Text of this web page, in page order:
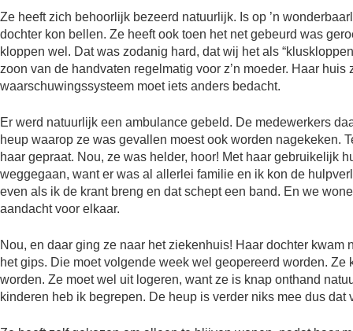
Ze heeft zich behoorlijk bezeerd natuurlijk. Is op ’n
dochter kon bellen. Ze heeft ook toen het net gebeurd was
kloppen wel. Dat was zodanig hard, dat wij het als
zoon van de handvaten regelmatig voor z’n moeder. Haar
waarschuwingssysteem moet iets anders bedacht.
Er werd natuurlijk een ambulance gebeld. De medewerkers
heup waarop ze was gevallen moest ook worden nagekeken.
haar gepraat. Nou, ze was helder, hoor! Met haar gebruikelijk
weggegaan, want er was al allerlei familie en ik kon de
even als ik de krant breng en dat schept een band. En we
aandacht voor elkaar.
Nou, en daar ging ze naar het ziekenhuis! Haar dochter
het gips. Die moet volgende week wel geopereerd worden. Ze
worden. Ze moet wel uit logeren, want ze is knap onthand
kinderen heb ik begrepen. De heup is verder niks mee dus dat